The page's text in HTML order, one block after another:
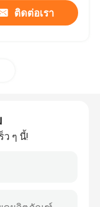
ติดต่อเรา
ว ๆ นี้!